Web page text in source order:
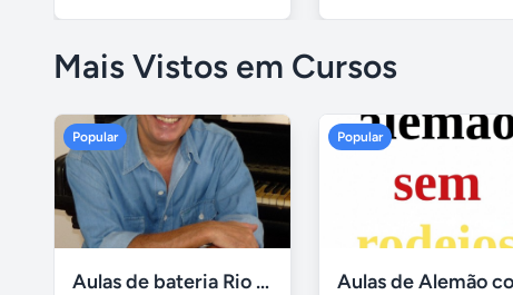
Mais Vistos em Cursos
Popular
Aulas de bateria Rio de Janeiro
Popular